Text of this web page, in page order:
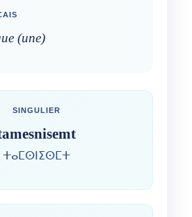
(une)
SINGULIER
ⵜⴰⵎⵙⵏⵉⵙⵎⵜ